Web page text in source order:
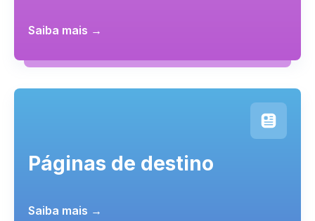
Saiba mais →
Páginas de destino
Saiba mais →